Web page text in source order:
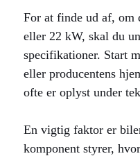
For at finde ud af, om
eller 22 kW, skal du
specifikationer. Start
eller producentens
ofte er oplyst under
En vigtig faktor er
komponent styrer,